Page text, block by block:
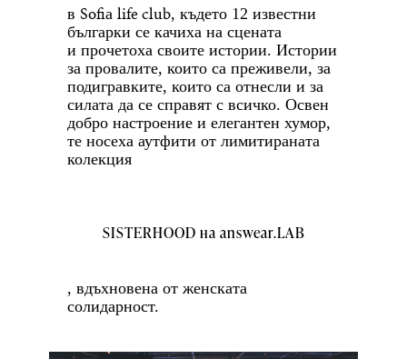
в Sofiа life club, където 12 известни
българки се качиха на сцената
и прочетоха своите истории. Истории
за провалите, които са преживели, за
подигравките, които са отнесли и за
силата да се справят с всичко. Освен
добро настроение и елегантен хумор,
те носеха аутфити от лимитираната
колекция
SISTERHOOD на аnswear.LAB
, вдъхновена от женската
солидарност.